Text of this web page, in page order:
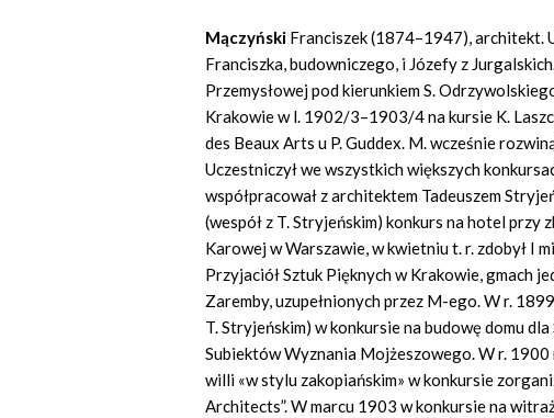
Mączyński Franciszek (1874–1947), architekt.
Franciszka, budowniczego, i Józefy z
Przemysłowej pod kierunkiem S.
Krakowie w l. 1902/3–1903/4 na kursie K.
des Beaux Arts u P. Guddex. M. wcześnie
Uczestniczył we wszystkich większych
współpracował z architektem Tadeuszem
(wespół z T. Stryjeńskim) konkurs na hotel przy
Karowej w Warszawie, w kwietniu t. r. zdobył I
Przyjaciół Sztuk Pięknych w Krakowie, gmach
Zaremby, uzupełnionych przez M-ego. W r.
T. Stryjeńskim) w konkursie na budowę domu
Subiektów Wyznania Mojżeszowego. W r.
willi «w stylu zakopiańskim» w konkursie
Architects”. W marcu 1903 w konkursie na